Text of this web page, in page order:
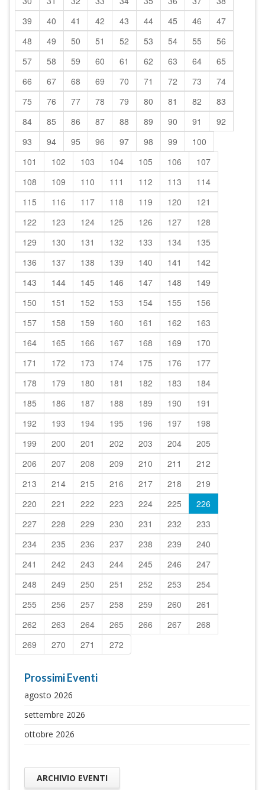
39
40 41 42 43 44 45 46
47
48
49 50 51 52 53 54 55
56
57
58 59 60 61 62 63 64
65
66
67 68 69 70 71 72 73
74
75
76 77 78 79 80 81 82
83
84
85 86 87 88 89 90 91
92
93
94 95 96 97 98 99
100
101
102 103 104 105 106
107
108
109 110 111 112 113
114
115
116 117 118 119 120
121
122
123 124 125 126 127
128
129
130 131 132 133 134
135
136
137 138 139 140 141
142
143
144 145 146 147 148
149
150
151 152 153 154 155
156
157
158 159 160 161 162
163
164
165 166 167 168 169
170
171
172 173 174 175 176
177
178
179 180 181 182 183
184
185
186 187 188 189 190
191
192
193 194 195 196 197
198
199
200 201 202 203 204
205
206
207 208 209 210 211
212
213
214 215 216 217 218
219
220
221 222 223 224 225
226
227
228 229 230 231 232
233
234
235 236 237 238 239
240
241
242 243 244 245 246
247
248
249 250 251 252 253
254
255
256 257 258 259 260
261
262
263 264 265 266 267
268
269
270 271 272
Prossimi Eventi
agosto 2026
settembre 2026
ottobre 2026
ARCHIVIO EVENTI